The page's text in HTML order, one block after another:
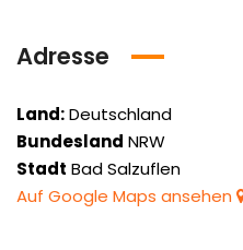
Adresse
Land:Deutschland
Bundesland NRW
Stadt Bad Salzuflen
Auf Google Maps ansehen